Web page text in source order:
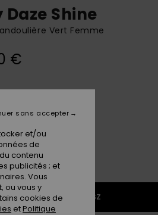
Daze Shine
Vert Femme
€
1SZ
et/ou
de
contenu
publicités ; et
Vous
ou vous y
cookies de
etPolitique
sans accepter